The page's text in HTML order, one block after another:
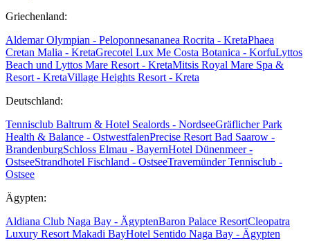
Griechenland:
Aldemar Olympian - Peloponnesananea Rocrita - KretaPhaea
Cretan Malia - KretaGrecotel Lux Me Costa Botanica - KorfuLyttos
Beach und Lyttos Mare Resort - KretaMitsis Royal Mare Spa &
Resort - KretaVillage Heights Resort - Kreta
Deutschland:
Tennisclub Baltrum & Hotel Sealords - NordseeGräflicher Park
Health & Balance - OstwestfalenPrecise Resort Bad Saarow -
BrandenburgSchloss Elmau - BayernHotel Dünenmeer -
OstseeStrandhotel Fischland - OstseeTravemünder Tennisclub -
Ostsee
Ägypten:
Aldiana Club Naga Bay - ÄgyptenBaron Palace ResortCleopatra
Luxury Resort Makadi BayHotel Sentido Naga Bay - Ägypten